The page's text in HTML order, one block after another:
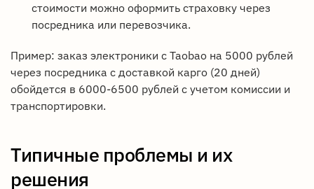
стоимости можно оформить страховку через
посредника или перевозчика.
Пример: заказ электроники с Taobao на 5000 рублей
через посредника с доставкой карго (20 дней)
обойдется в 6000-6500 рублей с учетом комиссии и
транспортировки.
Типичные проблемы и их
решения